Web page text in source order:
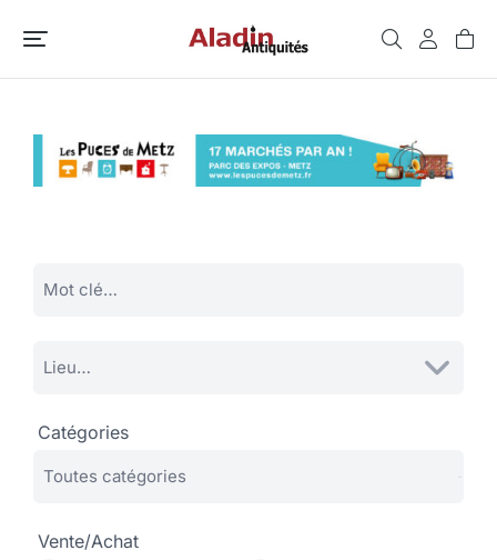
Catégories
Vente/Achat